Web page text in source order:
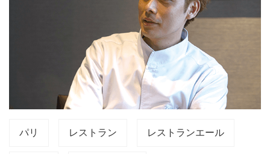
パリ レストラン レストランエール